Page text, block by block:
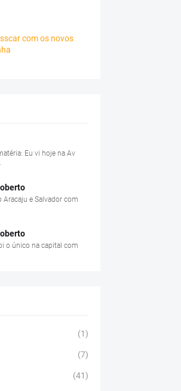
com os novos
Eu vi hoje na Av
Aracaju e Salvador com
o único na capital com
(1)
(7)
(41)